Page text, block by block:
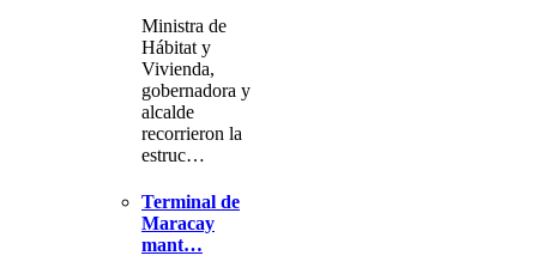
Ministra de
Hábitat y
Vivienda,
gobernadora y
alcalde
recorrieron la
estruc…
Terminal de
Maracay
mant…